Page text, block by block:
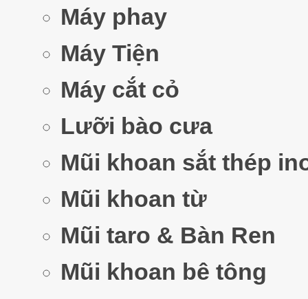
Máy phay
Máy Tiện
Máy cắt cỏ
Lưỡi bào cưa
Mũi khoan sắt thép
Mũi khoan từ
Mũi taro & Bàn Ren
Mũi khoan bê tông